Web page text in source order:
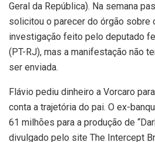
Geral da República). Na semana
solicitou o parecer do órgão sobre
investigação feito pelo deputado
(PT-RJ), mas a manifestação não
ser enviada.
Flávio pediu dinheiro a Vorcaro
conta a trajetória do pai. O ex-
61 milhões para a produção de
divulgado pelo site The Intercept